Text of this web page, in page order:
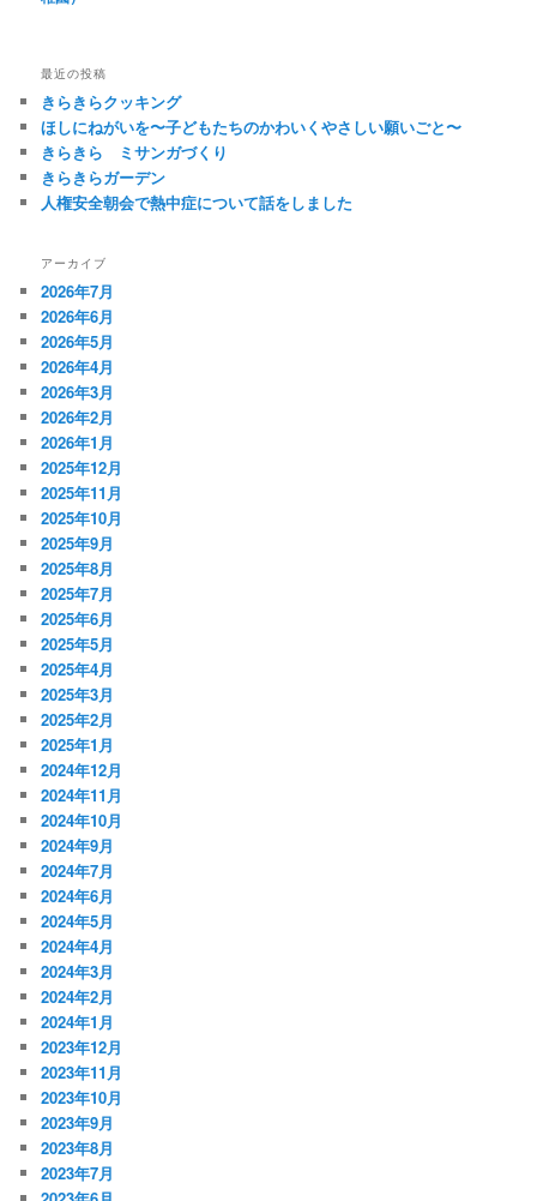
最近の投稿
きらきらクッキング
ほしにねがいを〜子どもたちのかわいくやさしい願いごと〜
きらきら ミサンガづくり
きらきらガーデン
人権安全朝会で熱中症について話をしました
アーカイブ
2026年7月
2026年6月
2026年5月
2026年4月
2026年3月
2026年2月
2026年1月
2025年12月
2025年11月
2025年10月
2025年9月
2025年8月
2025年7月
2025年6月
2025年5月
2025年4月
2025年3月
2025年2月
2025年1月
2024年12月
2024年11月
2024年10月
2024年9月
2024年7月
2024年6月
2024年5月
2024年4月
2024年3月
2024年2月
2024年1月
2023年12月
2023年11月
2023年10月
2023年9月
2023年8月
2023年7月